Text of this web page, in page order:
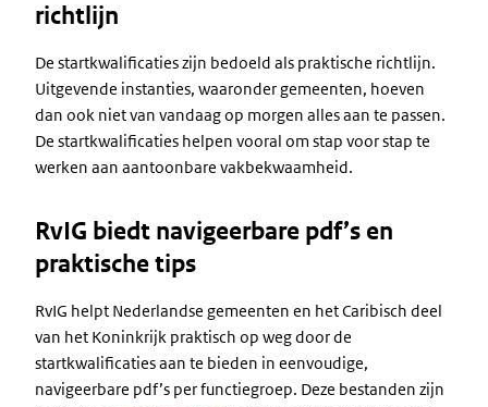
richtlijn
De startkwalificaties zijn bedoeld als praktische richtlijn.
Uitgevende instanties, waaronder gemeenten, hoeven
dan ook niet van vandaag op morgen alles aan te passen.
De startkwalificaties helpen vooral om stap voor stap te
werken aan aantoonbare vakbekwaamheid.
RvIG biedt navigeerbare pdf’s en
praktische tips
RvIG helpt Nederlandse gemeenten en het Caribisch deel
van het Koninkrijk praktisch op weg door de
startkwalificaties aan te bieden in eenvoudige,
navigeerbare pdf’s per functiegroep. Deze bestanden zijn